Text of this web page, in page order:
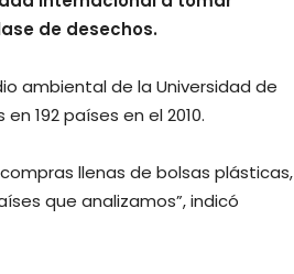
de desechos.
ambiental de la Universidad de
192 países en el 2010.
llenas de bolsas plásticas,
que analizamos”, indicó